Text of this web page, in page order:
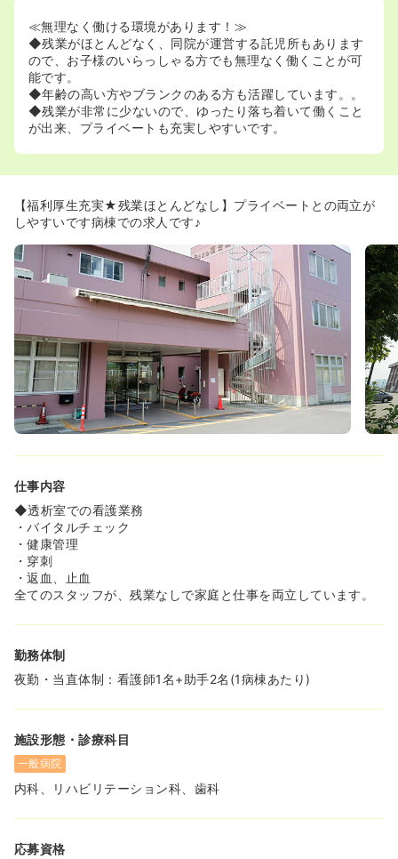
≪無理なく働ける環境があります！≫
◆残業がほとんどなく、同院が運営する託児所もあります
ので、お子様のいらっしゃる方でも無理なく働くことが可
能です。
◆年齢の高い方やブランクのある方も活躍しています。。
◆残業が非常に少ないので、ゆったり落ち着いて働くこと
が出来、プライベートも充実しやすいです。
【福利厚生充実★残業ほとんどなし】プライベートとの両立が
しやすいです病棟での求人です♪
仕事内容
◆透析室での看護業務
・バイタルチェック
・健康管理
・穿刺
・返血、止血
全てのスタッフが、残業なしで家庭と仕事を両立しています。
勤務体制
夜勤・当直体制：看護師1名+助手2名(1病棟あたり)
施設形態・診療科目
一般病院
内科、リハビリテーション科、歯科
応募資格